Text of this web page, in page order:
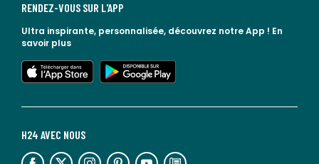
H24 AVEC NOUS
lien vers l'espace réseaux sociaux lien vers l'espace réseaux sociaux lien vers l'espace réseaux sociaux lien vers l'espace réseaux sociaux lien vers l'espace réseaux sociaux lien vers le blog la redoute
RENDEZ-VOUS SUR L'APP
Ultra inspirante, personnalisée, découvrez notre App ! En
savoir plus
lien vers l'app store
lien vers google play